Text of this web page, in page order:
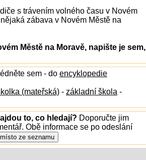
s trávením volného času v Novém
zábava v Novém Městě na
Městě na Moravě, napište je sem,
sem - do encyklopedie
(mateřská) - základní škola -
to, co hledají? Doporučte jim
Obě informace se po odeslání